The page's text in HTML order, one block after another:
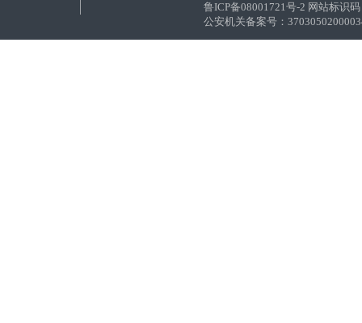
鲁ICP备08001721号-2 网站标识
公安机关备案号：